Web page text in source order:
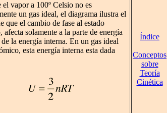
vapor a 100º Celsio no es
un gas ideal, el diagrama ilustra el
que el cambio de fase al estado
afecta solamente a la parte de energía
la energía interna. En un gas ideal
esta energía interna esta dada
Índice
Conceptos
sobre
Teoría
Cinética